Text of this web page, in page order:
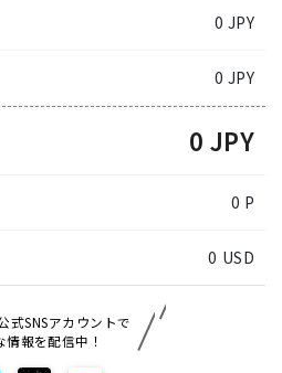
0 JPY
0 JPY
0 JPY
0 P
0 USD
式SNSアカウントで
情報を配信中！